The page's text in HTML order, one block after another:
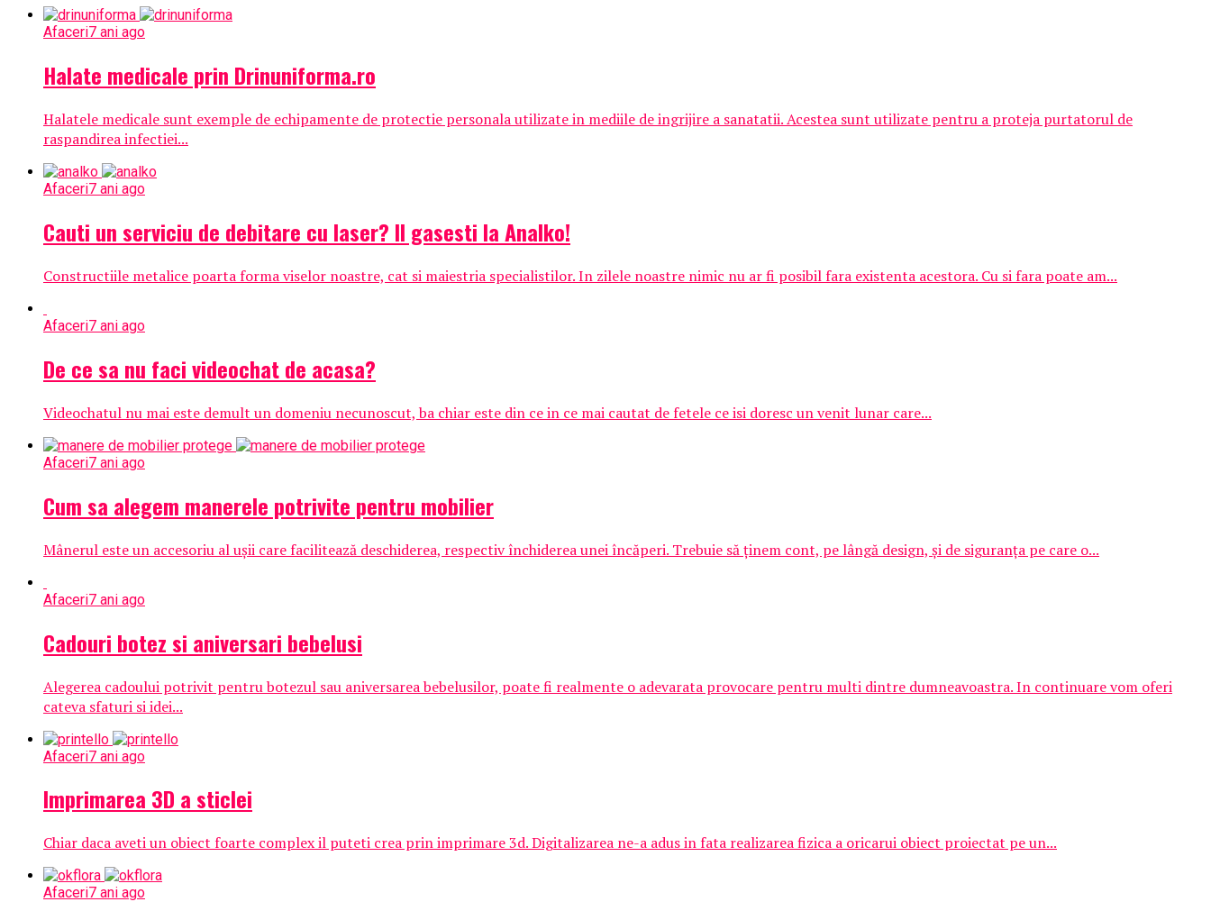
Afaceri7 ani ago
Halate medicale prin Drinuniforma.ro
Halatele medicale sunt exemple de echipamente de protectie personala utilizate in mediile de ingrijire a sanatatii. Acestea sunt utilizate pentru a proteja purtatorul de
raspandirea infectiei...
Afaceri7 ani ago
Cauti un serviciu de debitare cu laser? Il gasesti la Analko!
Constructiile metalice poarta forma viselor noastre, cat si maiestria specialistilor. In zilele noastre nimic nu ar fi posibil fara existenta acestora. Cu si fara poate am...
Afaceri7 ani ago
De ce sa nu faci videochat de acasa?
Videochatul nu mai este demult un domeniu necunoscut, ba chiar este din ce in ce mai cautat de fetele ce isi doresc un venit lunar care...
Afaceri7 ani ago
Cum sa alegem manerele potrivite pentru mobilier
Mânerul este un accesoriu al ușii care facilitează deschiderea, respectiv închiderea unei încăperi. Trebuie să ținem cont, pe lângă design, și de siguranța pe care o...
Afaceri7 ani ago
Cadouri botez si aniversari bebelusi
Alegerea cadoului potrivit pentru botezul sau aniversarea bebelusilor, poate fi realmente o adevarata provocare pentru multi dintre dumneavoastra. In continuare vom oferi
cateva sfaturi si idei...
Afaceri7 ani ago
Imprimarea 3D a sticlei
Chiar daca aveti un obiect foarte complex il puteti crea prin imprimare 3d. Digitalizarea ne-a adus in fata realizarea fizica a oricarui obiect proiectat pe un...
Afaceri7 ani ago